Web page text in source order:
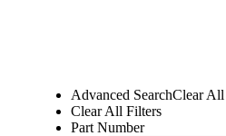
Advanced SearchClear
Clear All Filters
Part Number